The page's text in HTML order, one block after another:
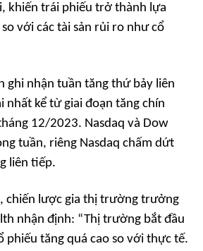
khiến trái phiếu trở thành lựa
với các tài sản rủi ro như cổ
ghi nhận tuần tăng thứ bảy liên
nhất kể từ giai đoạn tăng chín
12/2023. Nasdaq và Dow
tuần, riêng Nasdaq chấm dứt
liên tiếp.
chiến lược gia thị trường trưởng
nhận định: “Thị trường bắt đầu
phiếu tăng quá cao so với thực tế.